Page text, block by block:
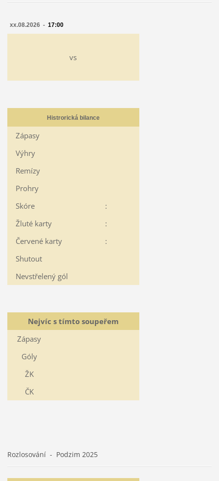
xx.08.2026 - 17:00
vs
Histrorická bilance
Zápasy
Výhry
Remízy
Prohry
Skóre
:
Žluté karty
:
Červené karty
:
Shutout
Nevstřelený gól
Nejvíc s tímto soupeřem
Zápasy
Góly
ŽK
ČK
Rozlosování - Podzim 2025